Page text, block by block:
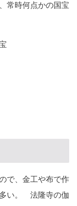
常時何点かの国宝
で、金工や布で作
い。 法隆寺の伽